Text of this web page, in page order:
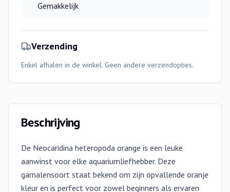
Gemakkelijk
Verzending
Enkel afhalen in de winkel. Geen andere verzendopties.
Beschrijving
De Neocaridina heteropoda orange is een leuke
aanwinst voor elke aquariumliefhebber. Deze
garnalensoort staat bekend om zijn opvallende oranje
kleur en is perfect voor zowel beginners als ervaren